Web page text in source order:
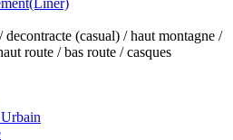
decontracte (casual) / haut montagne /
route / bas route / casques